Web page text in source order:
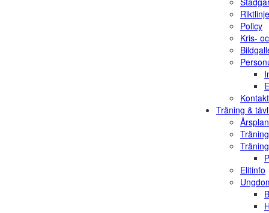
Policy
Kris-
Kontakt
Träning &
Årsplan
Elitinfo